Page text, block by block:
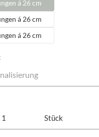
á 26 cm
á 26 cm
á 26 cm
Gib denStück